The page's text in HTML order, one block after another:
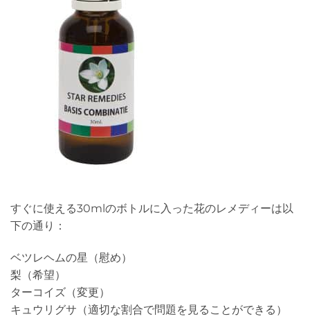
すぐに使える30mlのボトルに入った花のレメディーは以
下の通り：
ベツレヘムの星（慰め）
梨（希望）
ターコイズ（変更）
キュウリグサ（適切な割合で問題を見ることができる）